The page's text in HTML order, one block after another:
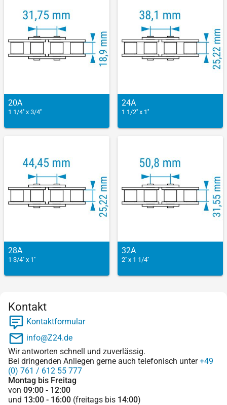
20A
1 1/4'' x 3/4''
24A
1 1/2'' x 1''
28A
1 3/4'' x 1''
32A
2'' x 1 1/4''
Kontakt
Kontaktformular
info@Z24.de
Wir antworten schnell und zuverlässig.
Bei dringenden Anliegen gerne auch telefonisch unter+49
(0) 761 / 612 55 777
Montag bis Freitag
von 09:00 - 12:00
und 13:00 - 16:00 (freitags bis 14:00)